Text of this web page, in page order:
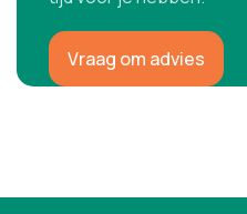
Vraag om advies